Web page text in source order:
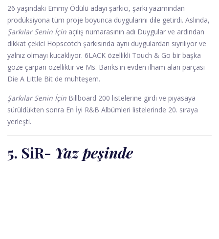
26 yaşındaki Emmy Ödülü adayı şarkıcı, şarkı yazımından
prodüksiyona tüm proje boyunca duygularını dile getirdi. Aslında,
Şarkılar Senin İçin açılış numarasının adı Duygular ve ardından
dikkat çekici Hopscotch şarkısında aynı duygulardan sıyrılıyor ve
yalnız olmayı kucaklıyor. 6LACK özellikli Touch & Go bir başka
göze çarpan özelliktir ve Ms. Banks'in evden ilham alan parçası
Die A Little Bit de muhteşem.
Şarkılar Senin İçin Billboard 200 listelerine girdi ve piyasaya
sürüldükten sonra En İyi R&B Albümleri listelerinde 20. sıraya
yerleşti.
5. SiR- Yaz peşinde